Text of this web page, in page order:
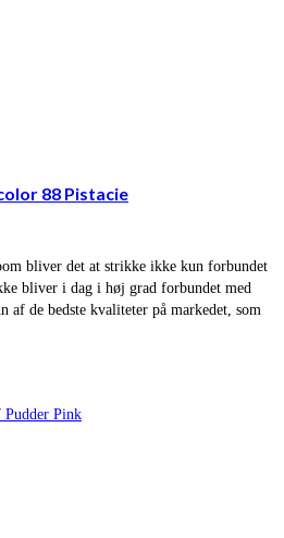
88 Pistacie
bliver det at strikke ikke kun forbundet
bliver i dag i høj grad forbundet med
af de bedste kvaliteter på markedet, som